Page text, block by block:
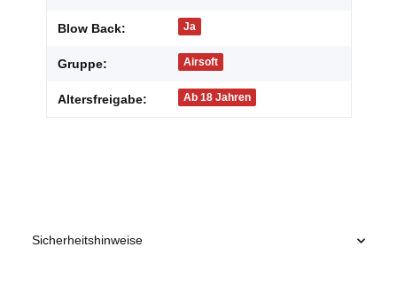
Blow Back: Ja
Gruppe: Airsoft
Altersfreigabe: Ab 18 Jahren
Sicherheitshinweise